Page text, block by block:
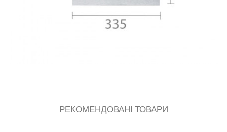
РЕКОМЕНДОВАНІ ТОВАРИ